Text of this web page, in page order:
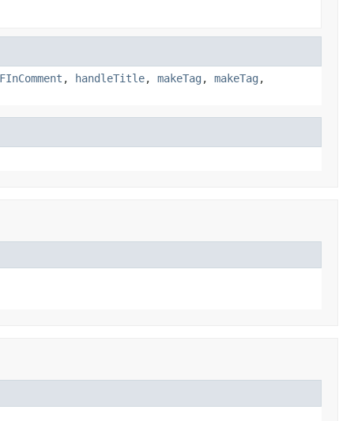
, handleTitle, makeTag , makeTag ,